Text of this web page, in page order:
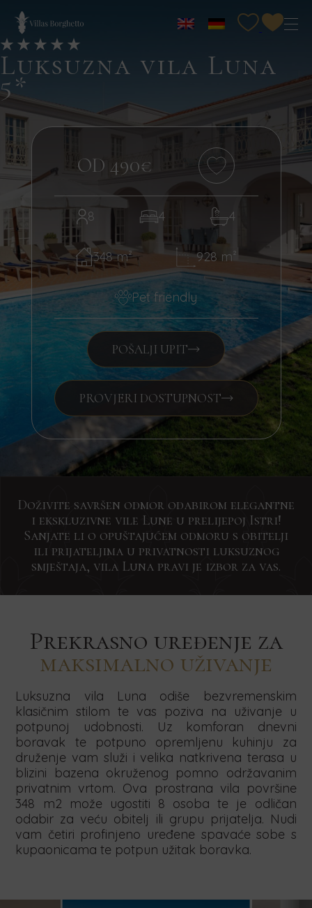
Luksuzna vila Luna
5*
OD 490€
8 4 4
348 m² 928 m²
Pet friendly
POŠALJI UPIT
PROVJERI DOSTUPNOST
Doživite savršen odmor odabirom elegantne
i ekskluzivne vile Lune u prelijepoj Istri!
Sanjate li o opuštajućem odmoru s obitelji
ili prijateljima u privatnosti luksuznog
smještaja, vila Luna pravi je izbor za vas.
Prekrasno uređenje za
maksimalno uživanje
Luksuzna vila Luna odiše bezvremenskim
klasičnim stilom te vas poziva na uživanje u
potpunoj udobnosti. Uz komforan dnevni
boravak te potpuno opremljenu kuhinju za
druženje vam služi i velika natkrivena terasa u
blizini bazena okruženog pomno održavanim
privatnim vrtom. Ova prostrana vila površine
348 m2 može ugostiti 8 osoba te je odličan
odabir za veću obitelj ili grupu prijatelja. Nudi
vam četiri profinjeno uređene spavaće sobe s
kupaonicama te potpun užitak boravka.
Zainteresirani?
nam
je
to
čuti.
Obratite
nam
se
već
danas
i
pošaljite
upit
za
boravak
vilama
Prijavite
na
naš
newsletter
putem
obrasca
niže.
Zainteresirani?
Drago
nam
Obratite
nam
se
već
danas
i
rezervirajte
svoj
boravak
putem
obrasca
niže.
Pošaljite
vezanu
uz
Concierge
putem
obrasca
niže.
Zainteresirani?
nam
je
to
čuti.
Obratite
nam
se
već
danas
i
pošaljite
upit
za
boravak
vilama
Traži
datum
završetka
osoba
TRAŽI
Pošaljite
vezanu
uz
Mala
putem
obrasca
niže.
Pošaljite
vezanu
uz
Team
putem
obrasca
niže.